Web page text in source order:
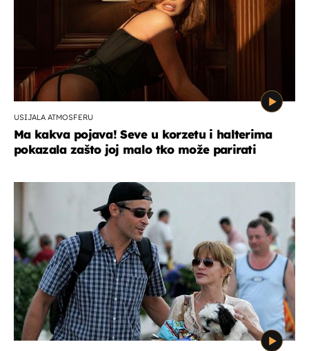
USIJALA ATMOSFERU
Ma kakva pojava! Seve u korzetu i halterima
pokazala zašto joj malo tko može parirati